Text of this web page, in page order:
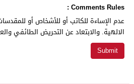
Comments Rules :
عدم الإساءة للكاتب أو للأشخاص أو
الالهية. والابتعاد عن التحريض الطائفي